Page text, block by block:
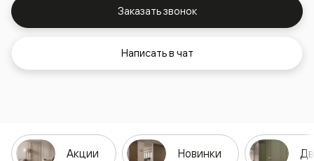
Заказать звонок
Написать в чат
Акции Новинки